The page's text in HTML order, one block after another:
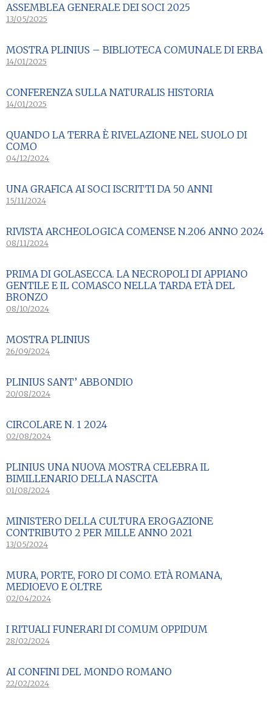
ASSEMBLEA GENERALE DEI SOCI 2025
13/05/2025
MOSTRA PLINIUS – BIBLIOTECA COMUNALE DI ERBA
14/01/2025
CONFERENZA SULLA NATURALIS HISTORIA
14/01/2025
QUANDO LA TERRA È RIVELAZIONE NEL SUOLO DI
COMO
04/12/2024
UNA GRAFICA AI SOCI ISCRITTI DA 50 ANNI
15/11/2024
RIVISTA ARCHEOLOGICA COMENSE N.206 ANNO 2024
08/11/2024
PRIMA DI GOLASECCA. LA NECROPOLI DI APPIANO
GENTILE E IL COMASCO NELLA TARDA ETÀ DEL
BRONZO
08/10/2024
MOSTRA PLINIUS
26/09/2024
PLINIUS SANT’ ABBONDIO
20/08/2024
CIRCOLARE N. 1 2024
02/08/2024
PLINIUS UNA NUOVA MOSTRA CELEBRA IL
BIMILLENARIO DELLA NASCITA
01/08/2024
MINISTERO DELLA CULTURA EROGAZIONE
CONTRIBUTO 2 PER MILLE ANNO 2021
13/05/2024
MURA, PORTE, FORO DI COMO. ETÀ ROMANA,
MEDIOEVO E OLTRE
02/04/2024
I RITUALI FUNERARI DI COMUM OPPIDUM
28/02/2024
AI CONFINI DEL MONDO ROMANO
22/02/2024